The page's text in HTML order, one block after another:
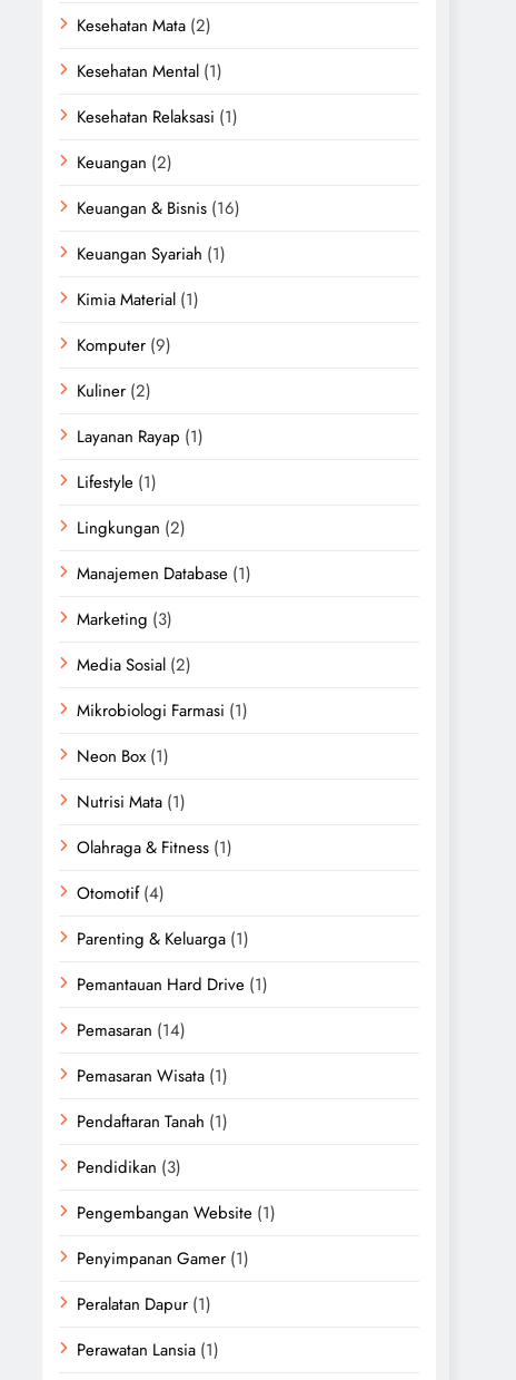
Kesehatan Mata (2)
Kesehatan Mental (1)
Kesehatan Relaksasi (1)
Keuangan (2)
Keuangan & Bisnis (16)
Keuangan Syariah (1)
Kimia Material (1)
Komputer (9)
Kuliner (2)
Layanan Rayap (1)
Lifestyle (1)
Lingkungan (2)
Manajemen Database (1)
Marketing (3)
Media Sosial (2)
Mikrobiologi Farmasi (1)
Neon Box (1)
Nutrisi Mata (1)
Olahraga & Fitness (1)
Otomotif(4)
Parenting & Keluarga (1)
Pemantauan Hard Drive (1)
Pemasaran (14)
Pemasaran Wisata (1)
Pendaftaran Tanah (1)
Pendidikan (3)
Pengembangan Website (1)
Penyimpanan Gamer (1)
Peralatan Dapur (1)
Perawatan Lansia (1)